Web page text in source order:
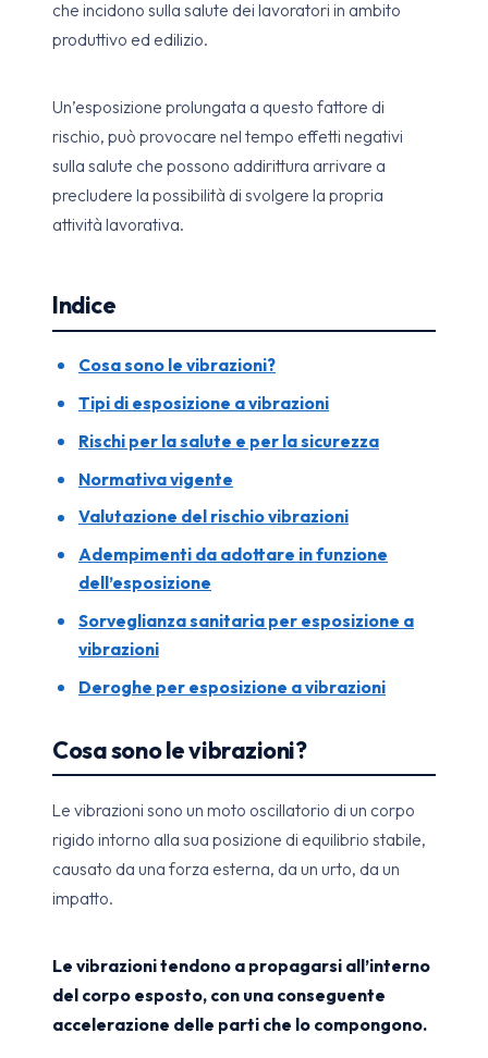
che incidono sulla salute dei lavoratori in ambito
produttivo ed edilizio.
Un’esposizione prolungata a questo fattore di
rischio, può provocare nel tempo effetti negativi
sulla salute che possono addirittura arrivare a
precludere la possibilità di svolgere la propria
attività lavorativa.
Indice
Cosa sono le vibrazioni?
Tipi di esposizione a vibrazioni
Rischi per la salute e per la sicurezza
Normativa vigente
Valutazione del rischio vibrazioni
Adempimenti da adottare in funzione
dell’esposizione
Sorveglianza sanitaria per esposizione a
vibrazioni
Deroghe per esposizione a vibrazioni
Cosa sono le vibrazioni?
Le vibrazioni sono un moto oscillatorio di un corpo
rigido intorno alla sua posizione di equilibrio stabile,
causato da una forza esterna, da un urto, da un
impatto.
Le vibrazioni tendono a propagarsi all’interno
del corpo esposto, con una conseguente
accelerazione delle parti che lo compongono.